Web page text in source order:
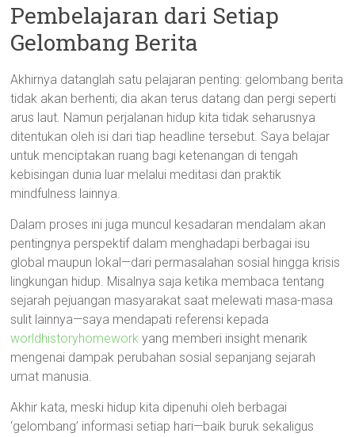
Pembelajaran dari Setiap
Gelombang Berita
Akhirnya datanglah satu pelajaran penting: gelombang berita
tidak akan berhenti; dia akan terus datang dan pergi seperti
arus laut. Namun perjalanan hidup kita tidak seharusnya
ditentukan oleh isi dari tiap headline tersebut. Saya belajar
untuk menciptakan ruang bagi ketenangan di tengah
kebisingan dunia luar melalui meditasi dan praktik
mindfulness lainnya.
Dalam proses ini juga muncul kesadaran mendalam akan
pentingnya perspektif dalam menghadapi berbagai isu
global maupun lokal—dari permasalahan sosial hingga krisis
lingkungan hidup. Misalnya saja ketika membaca tentang
sejarah pejuangan masyarakat saat melewati masa-masa
sulit lainnya—saya mendapati referensi kepada
worldhistoryhomework yang memberi insight menarik
mengenai dampak perubahan sosial sepanjang sejarah
umat manusia.
Akhir kata, meski hidup kita dipenuhi oleh berbagai
‘gelombang’ informasi setiap hari—baik buruk sekaligus